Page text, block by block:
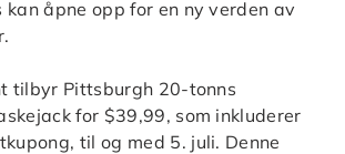
kan åpne opp for en ny verden av
tilbyr Pittsburgh 20-tonns
for $39,99, som inkluderer
til og med 5. juli. Denne